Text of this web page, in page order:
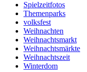
Spielzeitfotos
Themenparks
volksfest
Weihnachten
Weihnachtsmarkt
Weihnachtsmärkte
Weihnachtszeit
Winterdom